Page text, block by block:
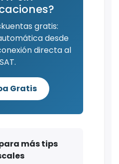
gratis:
desde
directa al
SAT.
Gratis
más tips